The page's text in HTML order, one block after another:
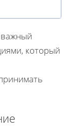
важный
который